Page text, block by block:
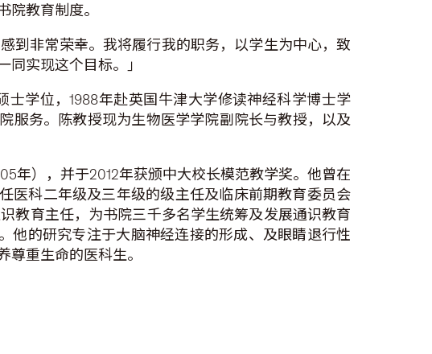
教育制度。
到非常荣幸。我将履行我的职务，以学生为中心，致
实现这个目标。」
学位，1988年赴英国牛津大学修读神经科学博士学
服务。陈教授现为生物医学学院副院长与教授，以及
年），并于2012年获颁中大校长模范教学奖。他曾在
医科二年级及三年级的级主任及临床前期教育委员会
教育主任，为书院三千多名学生统筹及发展通识教育
他的研究专注于大脑神经连接的形成、及眼睛退行性
重生命的医科生。